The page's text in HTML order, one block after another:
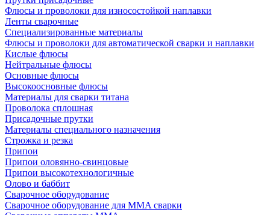
Флюсы и проволоки для износостойкой наплавки
Ленты сварочные
Специализированные материалы
Флюсы и проволоки для автоматической сварки и наплавки
Кислые флюсы
Нейтральные флюсы
Основные флюсы
Высокоосновные флюсы
Материалы для сварки титана
Проволока сплошная
Присадочные прутки
Материалы специального назначения
Строжка и резка
Припои
Припои оловянно-свинцовые
Припои высокотехнологичные
Олово и баббит
Сварочное оборудование
Сварочное оборудование для MMA сварки